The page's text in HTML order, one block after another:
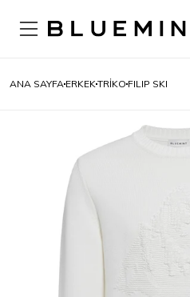
ANA SAYFA ERKEKTRIKO FILIP SKI